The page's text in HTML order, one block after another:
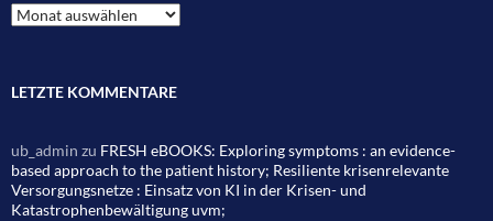
Archiv
LETZTE KOMMENTARE
ub_admin zu FRESH eBOOKS: Exploring symptoms : an evidence-
based approach to the patient history; Resiliente krisenrelevante
Versorgungsnetze : Einsatz von KI in der Krisen- und
Katastrophenbewältigung uvm;